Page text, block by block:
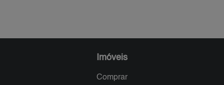
Imóveis
Comprar